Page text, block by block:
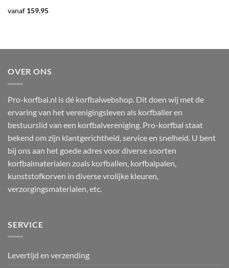
vanaf 159.95
OVER ONS
Pro-korfbal.nl is dé korfbalwebshop. Dit doen wij met de
ervaring van het verenigingsleven als korfballer en
bestuurslid van een korfbalvereniging. Pro-korfbal staat
bekend om zijn klantgerichtheid, service en snelheid. U bent
bij ons aan het goede adres voor diverse soorten
korfbalmaterialen zoals korfballen, korfbalpalen,
kunststofkorven in diverse vrolijke kleuren,
verzorgingsmaterialen, etc.
SERVICE
Levertijd en verzending